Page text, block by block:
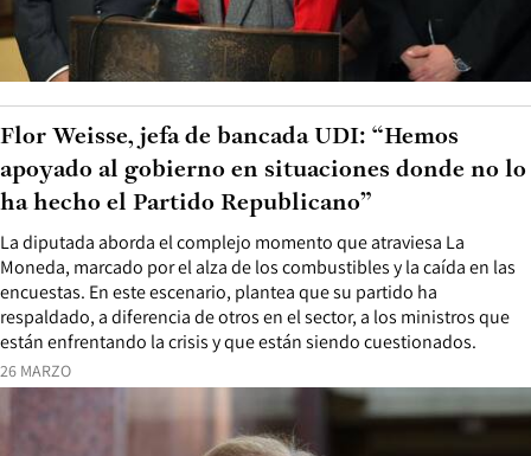
26 MARZO
La diputada aborda el complejo momento que atraviesa La
Moneda, marcado por el alza de los combustibles y la caída en las
encuestas. En este escenario, plantea que su partido ha
respaldado, a diferencia de otros en el sector, a los ministros que
están enfrentando la crisis y que están siendo cuestionados.
Flor Weisse, jefa de bancada UDI: “Hemos
apoyado al gobierno en situaciones donde no lo
ha hecho el Partido Republicano”